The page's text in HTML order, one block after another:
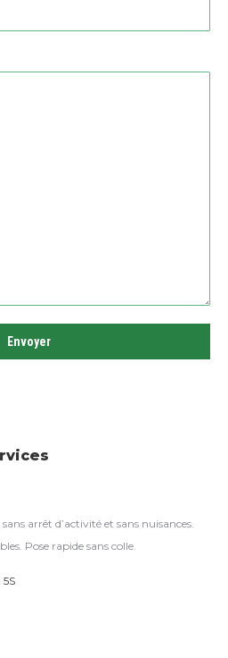
arrêt d’activité et sans nuisances.
Pose rapide sans colle.